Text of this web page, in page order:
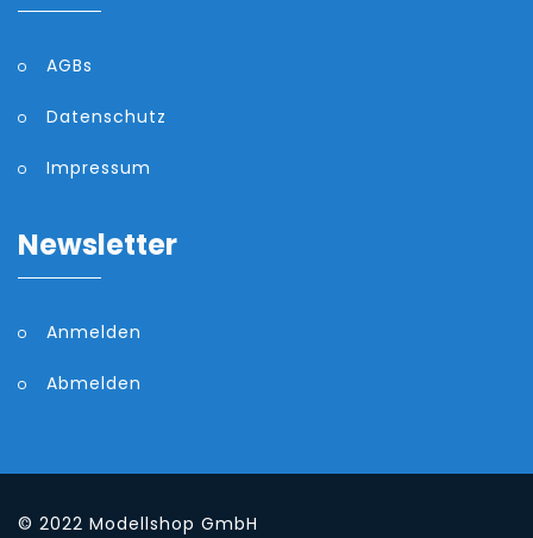
AGBs
Datenschutz
Impressum
Newsletter
Anmelden
Abmelden
© 2022 Modellshop GmbH